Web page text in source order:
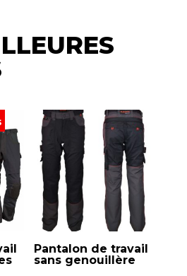
Pantalon de travail
sans genouillère